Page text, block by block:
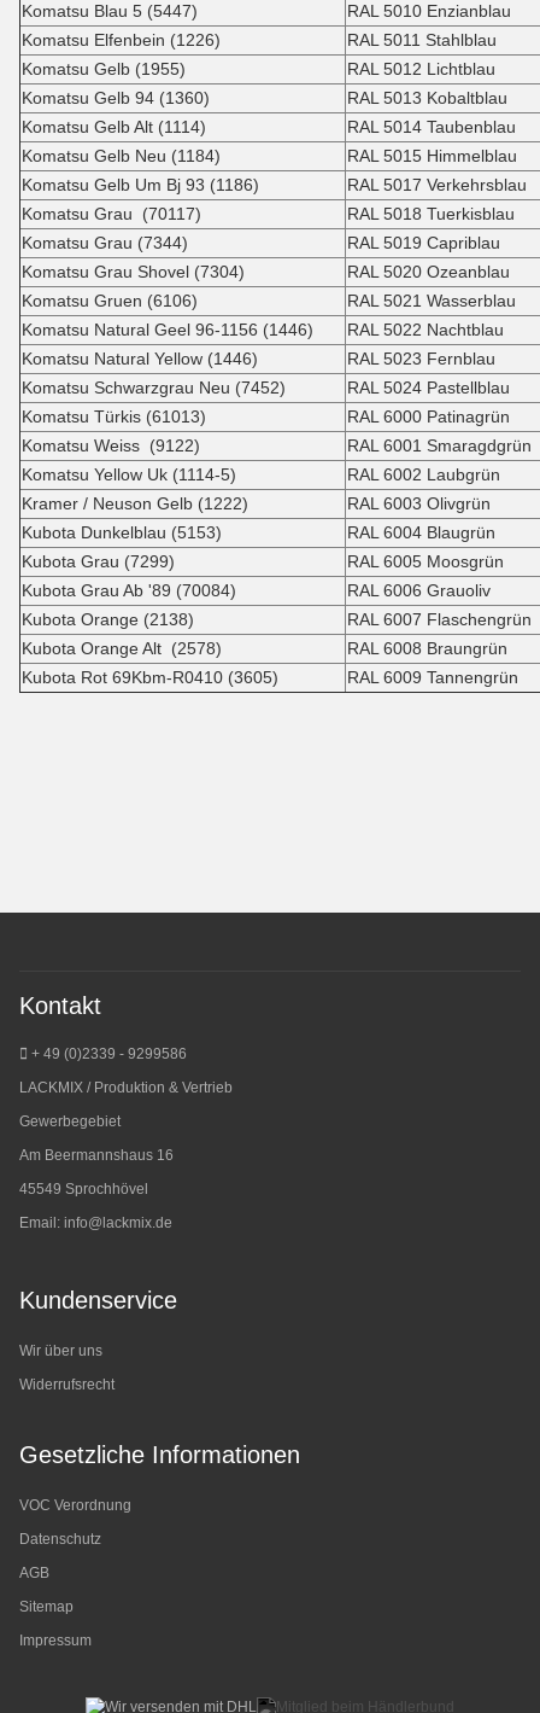
Komatsu Blau 5 (5447)
RAL 5010 Enzianblau
Komatsu Elfenbein (1226)
RAL 5011 Stahlblau
Komatsu Gelb (1955)
RAL 5012 Lichtblau
Komatsu Gelb 94 (1360)
RAL 5013 Kobaltblau
Komatsu Gelb Alt (1114)
RAL 5014 Taubenblau
Komatsu Gelb Neu (1184)
RAL 5015 Himmelblau
Komatsu Gelb Um Bj 93 (1186)
RAL 5017 Verkehrsblau
Komatsu Grau (70117)
RAL 5018 Tuerkisblau
Komatsu Grau (7344)
RAL 5019 Capriblau
Komatsu Grau Shovel (7304)
RAL 5020 Ozeanblau
Komatsu Gruen (6106)
RAL 5021 Wasserblau
Komatsu Natural Geel 96-1156 (1446)
RAL 5022 Nachtblau
Komatsu Natural Yellow (1446)
RAL 5023 Fernblau
Komatsu Schwarzgrau Neu (7452)
RAL 5024 Pastellblau
Komatsu Türkis (61013)
RAL 6000 Patinagrün
Komatsu Weiss (9122)
RAL 6001 Smaragdgrün
Komatsu Yellow Uk (1114-5)
RAL 6002 Laubgrün
Kramer / Neuson Gelb (1222)
RAL 6003 Olivgrün
Kubota Dunkelblau (5153)
RAL 6004 Blaugrün
Kubota Grau (7299)
RAL 6005 Moosgrün
Kubota Grau Ab '89 (70084)
RAL 6006 Grauoliv
Kubota Orange (2138)
RAL 6007 Flaschengrün
Kubota Orange Alt (2578)
RAL 6008 Braungrün
Kubota Rot 69Kbm-R0410 (3605)
RAL 6009 Tannengrün
Kontakt
+ 49 (0)2339 - 9299586
LACKMIX / Produktion & Vertrieb
Gewerbegebiet
Am Beermannshaus 16
45549 Sprochhövel
Email: info@lackmix.de
Kundenservice
Wir über uns
Widerrufsrecht
Gesetzliche Informationen
VOC Verordnung
Datenschutz
AGB
Sitemap
Impressum